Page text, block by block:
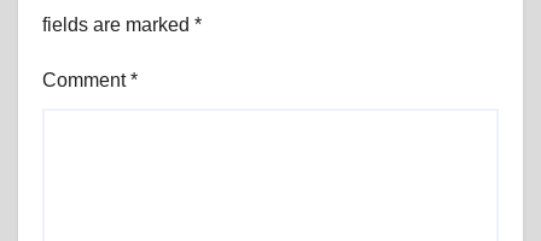
fields are marked *
Comment*